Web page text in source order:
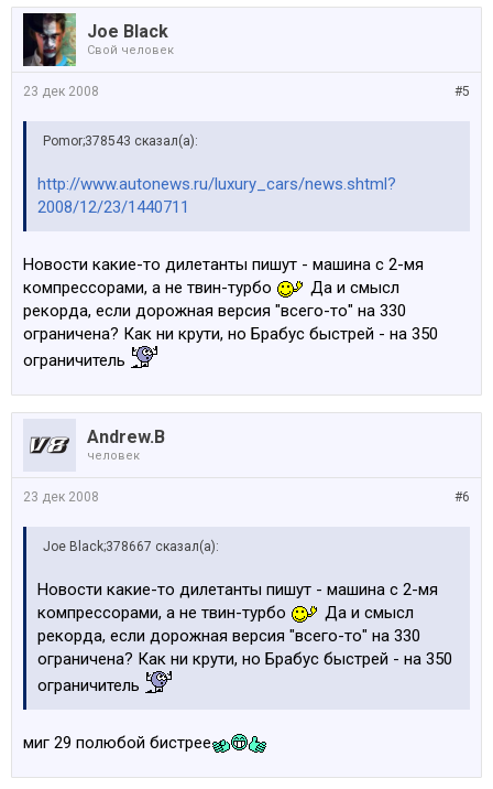
Joe Black
Свой человек
#5
23 дек 2008
Pomor;378543 сказал(а):
http://www.autonews.ru/luxury_cars/news.shtml?
2008/12/23/1440711
Новости какие-то дилетанты пишут - машина с 2-мя
компрессорами, а не твин-турбо
Да и смысл
рекорда, если дорожная версия "всего-то" на 330
ограничена? Как ни крути, но Брабус быстрей - на 350
ограничитель
Andrew.B
человек
#6
23 дек 2008
Joe Black;378667 сказал(а):
Новости какие-то дилетанты пишут - машина с 2-мя
компрессорами, а не твин-турбо
Да и смысл
рекорда, если дорожная версия "всего-то" на 330
ограничена? Как ни крути, но Брабус быстрей - на 350
ограничитель
миг 29 полюбой бистрее